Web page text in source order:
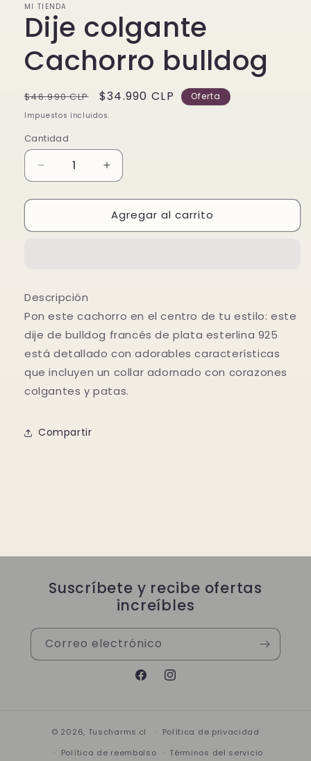
MI TIENDA
Dije colgante
Cachorro bulldog
Precio
habitual
$46.990 CLP
Precio
de
$34.990 CLP Oferta
Impuestos incluidos.
Cantidad
Reducir
cantidad
para
colgante
Aumentar
cantidad
para
Dije
colgante
Agregar al carrito
Descripción
Pon este cachorro en el centro de tu estilo: este
dije de bulldog francés de plata esterlina 925
está detallado con adorables características
que incluyen un collar adornado con corazones
colgantes y patas.
Compartir
Suscríbete y recibe ofertas
increíbles
Correo electrónico
FacebookInstagram
© 2026, Tuscharms.cl
Política de privacidad
Política de reembolso
Términos del servicio